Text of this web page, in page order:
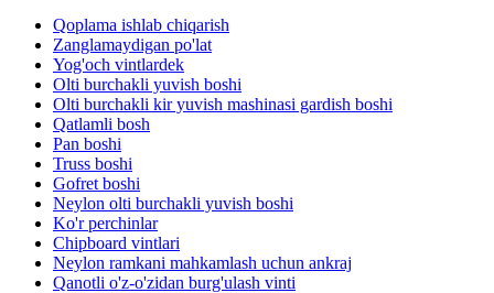
Qoplama ishlab chiqarish
Zanglamaydigan po'lat
Yog'och vintlardek
Olti burchakli yuvish boshi
Olti burchakli kir yuvish mashinasi gardish boshi
Qatlamli bosh
Pan boshi
Truss boshi
Gofret boshi
Neylon olti burchakli yuvish boshi
Ko'r perchinlar
Chipboard vintlari
Neylon ramkani mahkamlash uchun ankraj
Qanotli o'z-o'zidan burg'ulash vinti